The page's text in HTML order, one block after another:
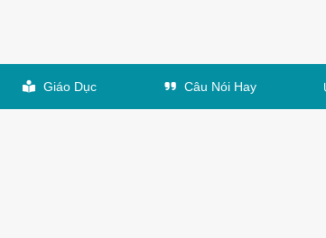
Giáo Dục Câu Nói Hay